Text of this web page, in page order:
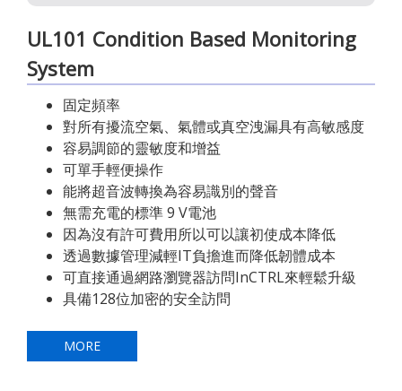
UL101 Condition Based Monitoring
System
固定頻率
對所有擾流空氣、氣體或真空洩漏具有高敏感度
容易調節的靈敏度和增益
可單手輕便操作
能將超音波轉換為容易識別的聲音
無需充電的標準 9 V電池
因為沒有許可費用所以可以讓初使成本降低
透過數據管理減輕IT負擔進而降低韌體成本
可直接通過網路瀏覽器訪問InCTRL來輕鬆升級
具備128位加密的安全訪問
MORE